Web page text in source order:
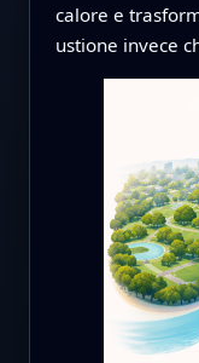
calore e
ustione invece